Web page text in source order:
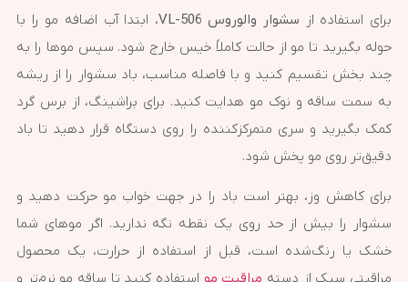
برای استفاده از سشوار والوروس VL-506
، ابتدا آب اضافه مو را با
حوله بگیرید تا مو از حالت کاملاً خیس خارج شود. سپس موها را به
چند بخش تقسیم کنید و با فاصله مناسب، باد سشوار را از ریشه
به سمت ساقه و نوک مو هدایت کنید. برای براشینگ، از برس گرد
کمک بگیرید و سری متمرکزکننده را روی دستگاه قرار دهید تا باد
دقیق‌تر روی مو پخش شود.
برای کاهش وز، بهتر است باد را در جهت خواب مو حرکت دهید و
سشوار را بیش از حد روی یک نقطه نگه ندارید. اگر موهای شما
خشک یا رنگ‌شده است، قبل از استفاده از حرارت، یک محصول
مراقبتی سبک از دسته مراقبت مو استفاده کنید تا ساقه مو نرم‌تر و